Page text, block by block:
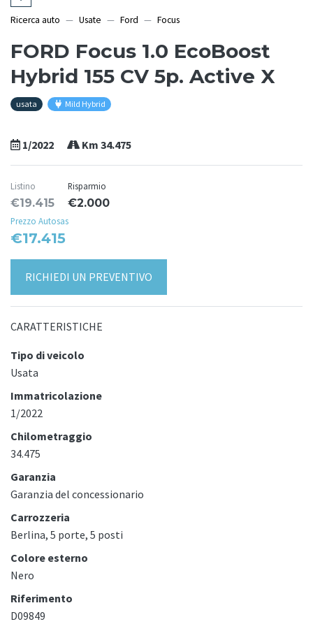
Ricerca auto Usate Ford Focus
FORD Focus 1.0 EcoBoost
Hybrid 155 CV 5p. Active X
usata Mild Hybrid
1/2022 Km 34.475
Listino
€19.415
Risparmio
€2.000
Prezzo Autosas
€17.415
RICHIEDI UN PREVENTIVO
CARATTERISTICHE
Tipo di veicolo
Usata
Immatricolazione
1/2022
Chilometraggio
34.475
Garanzia
Garanzia del concessionario
Carrozzeria
Berlina, 5 porte, 5 posti
Colore esterno
Nero
Riferimento
D09849